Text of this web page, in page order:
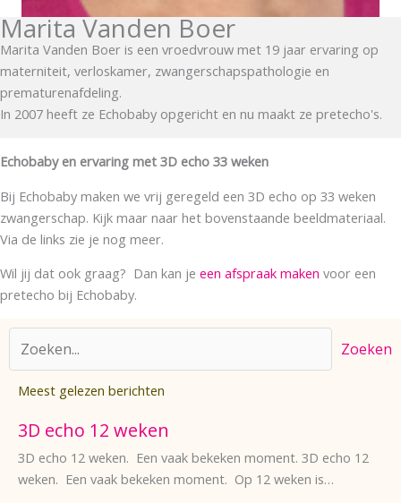
Marita Vanden Boer
Marita Vanden Boer is een vroedvrouw met 19 jaar ervaring op
materniteit, verloskamer, zwangerschapspathologie en
prematurenafdeling.
In 2007 heeft ze Echobaby opgericht en nu maakt ze pretecho's.
Echobaby en ervaring met 3D echo 33 weken
Bij Echobaby maken we vrij geregeld een 3D echo op 33 weken
zwangerschap. Kijk maar naar het bovenstaande beeldmateriaal.
Via de links zie je nog meer.
Wil jij dat ook graag? Dan kan je een afspraak maken voor een
pretecho bij Echobaby.
Zoeken
Meest gelezen berichten
3D echo 12 weken
3D echo 12 weken. Een vaak bekeken moment. 3D echo 12
weken. Een vaak bekeken moment. Op 12 weken is…